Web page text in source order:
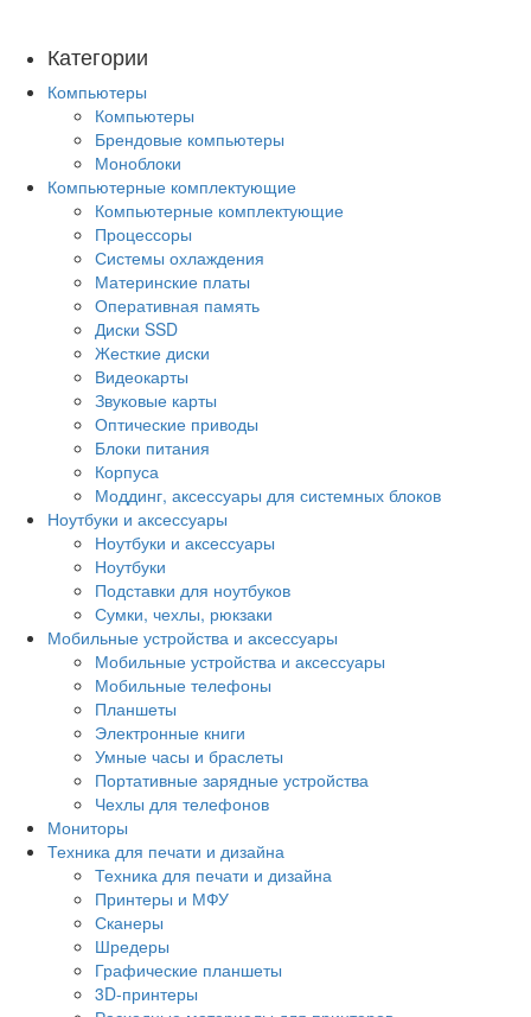
Категории
Компьютеры
Компьютеры
Брендовые компьютеры
Моноблоки
Компьютерные комплектующие
Компьютерные комплектующие
Процессоры
Системы охлаждения
Материнские платы
Оперативная память
Диски SSD
Жесткие диски
Видеокарты
Звуковые карты
Оптические приводы
Блоки питания
Корпуса
Моддинг, аксессуары для системных блоков
Ноутбуки и аксессуары
Ноутбуки и аксессуары
Ноутбуки
Подставки для ноутбуков
Сумки, чехлы, рюкзаки
Мобильные устройства и аксессуары
Мобильные устройства и аксессуары
Мобильные телефоны
Планшеты
Электронные книги
Умные часы и браслеты
Портативные зарядные устройства
Чехлы для телефонов
Мониторы
Техника для печати и дизайна
Техника для печати и дизайна
Принтеры и МФУ
Сканеры
Шредеры
Графические планшеты
3D-принтеры